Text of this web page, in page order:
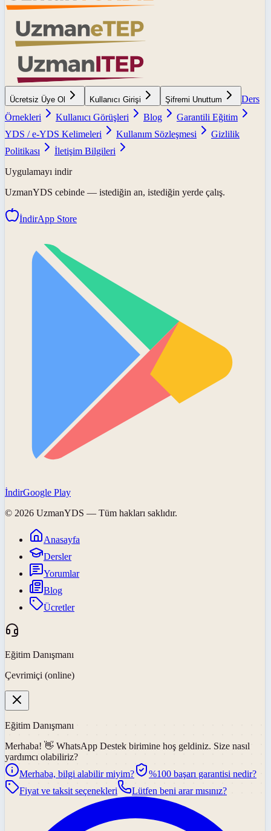
Ücretsiz Üye Ol Kullanıcı Girişi Şifremi Unuttum
Ders
Örnekleri
Kullanıcı Görüşleri Blog
Garantili Eğitim
YDS / e-YDS Kelimeleri
Kullanım Sözleşmesi
Gizlilik
Politikası
İletişim Bilgileri
Uygulamayı indir
UzmanYDS cebinde — istediğin an, istediğin yerde çalış.
İndirApp Store
İndirGoogle Play
© 2026 UzmanYDS — Tüm hakları saklıdır.
Anasayfa
Dersler
Yorumlar
Blog
Ücretler
Eğitim Danışmanı
Çevrimiçi (online)
Eğitim Danışmanı
Merhaba! 👋 WhatsApp Destek birimine hoş geldiniz. Size nasıl
yardımcı olabiliriz?
Merhaba, bilgi alabilir miyim?
%100 başarı garantisi nedir?
Fiyat ve taksit seçenekleri
Lütfen beni arar mısınız?